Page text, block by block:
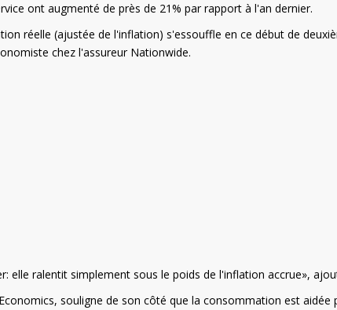
ont augmenté de près de 21% par rapport à l'an dernier.
réelle (ajustée de l'inflation) s'essouffle en ce début de
chez l'assureur Nationwide.
elle ralentit simplement sous le poids de l'inflation accrue»,
souligne de son côté que la consommation est aidée